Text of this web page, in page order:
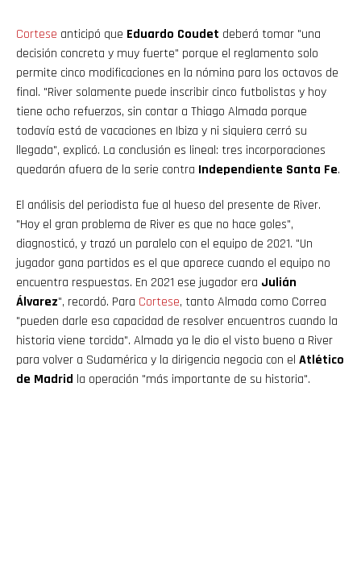
Cortese anticipó que Eduardo Coudet deberá tomar "una
decisión concreta y muy fuerte" porque el reglamento solo
permite cinco modificaciones en la nómina para los octavos de
final. "River solamente puede inscribir cinco futbolistas y hoy
tiene ocho refuerzos, sin contar a Thiago Almada porque
todavía está de vacaciones en Ibiza y ni siquiera cerró su
llegada", explicó. La conclusión es lineal: tres incorporaciones
quedarán afuera de la serie contra Independiente Santa Fe.
El análisis del periodista fue al hueso del presente de River.
"Hoy el gran problema de River es que no hace goles",
diagnosticó, y trazó un paralelo con el equipo de 2021. "Un
jugador gana partidos es el que aparece cuando el equipo no
encuentra respuestas. En 2021 ese jugador era Julián
Álvarez", recordó. Para Cortese, tanto Almada como Correa
"pueden darle esa capacidad de resolver encuentros cuando la
historia viene torcida". Almada ya le dio el visto bueno a River
para volver a Sudamérica y la dirigencia negocia con el Atlético
de Madrid la operación "más importante de su historia".